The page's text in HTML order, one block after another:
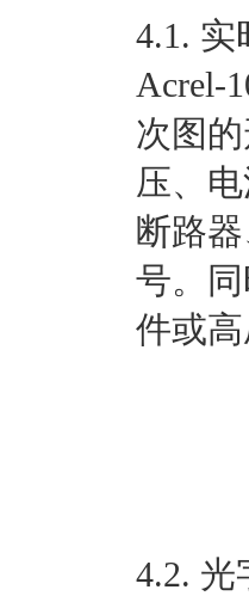
4.1. 实
Acrel-
次图
压、
断路
号。
件或
4.2. 光